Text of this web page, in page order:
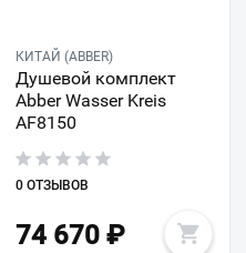
КИТАЙ (ABBER)
Душевой комплект
Abber Wasser Kreis
AF8150
0 ОТЗЫВОВ
74 670₽